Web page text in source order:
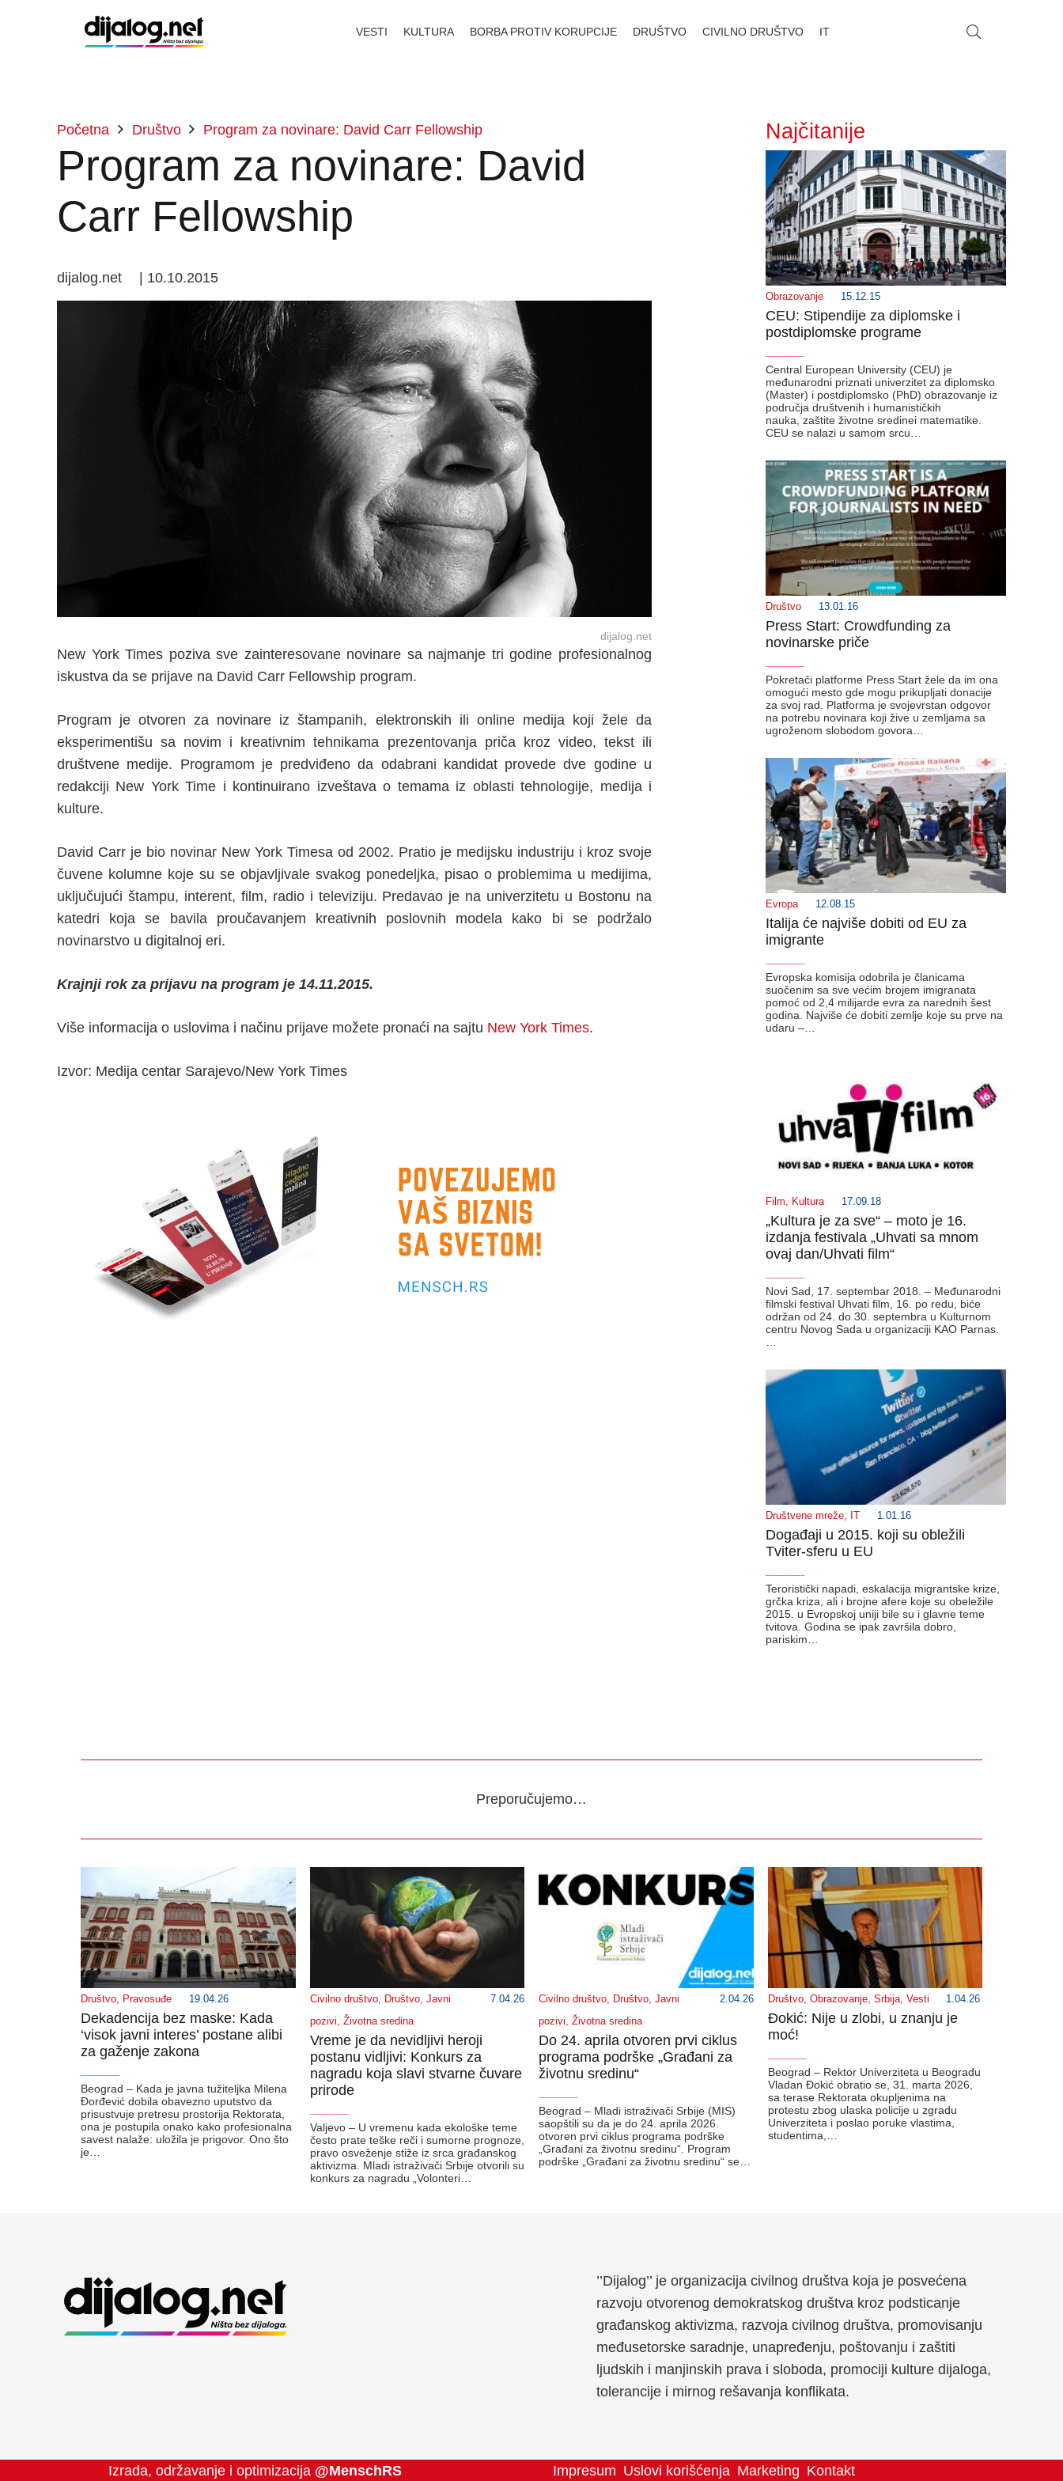
VESTI KULTURA BORBA PROTIV KORUPCIJE DRUŠTVO CIVILNO DRUŠTVO IT
Početna Društvo Program za novinare: David Carr Fellowship
Program za novinare: David
Carr Fellowship
dijalog.net 10.10.2015
dijalog.net
New York Times poziva sve zainteresovane novinare sa najmanje tri godine profesionalnog
iskustva da se prijave na David Carr Fellowship program.
Program je otvoren za novinare iz štampanih, elektronskih ili online medija koji žele da
eksperimentišu sa novim i kreativnim tehnikama prezentovanja priča kroz video, tekst ili
društvene medije. Programom je predviđeno da odabrani kandidat provede dve godine u
redakciji New York Time i kontinuirano izveštava o temama iz oblasti tehnologije, medija i
kulture.
David Carr je bio novinar New York Timesa od 2002. Pratio je medijsku industriju i kroz svoje
čuvene kolumne koje su se objavljivale svakog ponedeljka, pisao o problemima u medijima,
uključujući štampu, interent, film, radio i televiziju. Predavao je na univerzitetu u Bostonu na
katedri koja se bavila proučavanjem kreativnih poslovnih modela kako bi se podržalo
novinarstvo u digitalnoj eri.
Krajnji rok za prijavu na program je 14.11.2015.
Više informacija o uslovima i načinu prijave možete pronaći na sajtu New York Times.
Izvor: Medija centar Sarajevo/New York Times
Najčitanije
Obrazovanje 15.12.15
CEU: Stipendije za diplomske i
postdiplomske programe
Central European University (CEU) je
međunarodni priznati univerzitet za diplomsko
(Master) i postdiplomsko (PhD) obrazovanje iz
područja društvenih i humanističkih
nauka, zaštite životne sredinei matematike.
CEU se nalazi u samom srcu…
Društvo 13.01.16
Press Start: Crowdfunding za
novinarske priče
Pokretači platforme Press Start žele da im ona
omogući mesto gde mogu prikupljati donacije
za svoj rad. Platforma je svojevrstan odgovor
na potrebu novinara koji žive u zemljama sa
ugroženom slobodom govora…
Evropa 12.08.15
Italija će najviše dobiti od EU za
imigrante
Evropska komisija odobrila je članicama
suočenim sa sve većim brojem imigranata
pomoć od 2,4 milijarde evra za narednih šest
godina. Najviše će dobiti zemlje koje su prve na
udaru –…
Film, Kultura 17.09.18
„Kultura je za sve“ – moto je 16.
izdanja festivala „Uhvati sa mnom
ovaj dan/Uhvati film“
Novi Sad, 17. septembar 2018. – Međunarodni
filmski festival Uhvati film, 16. po redu, biće
održan od 24. do 30. septembra u Kulturnom
centru Novog Sada u organizaciji KAO Parnas.
Društvene mreže, 1.01.16
Događaji u 2015. koji su obležili
Tviter-sferu u EU
Teroristički napadi, eskalacija migrantske krize,
grčka kriza, ali i brojne afere koje su obeležile
2015. u Evropskoj uniji bile su i glavne teme
tvitova. Godina se ipak završila dobro,
pariskim…
Preporučujemo…
Društvo Pravosuđe 19.04.26
Dekadencija bez maske: Kada
‘visok javni interes’ postane alibi
za gaženje zakona
Beograd – Kada je javna tužiteljka Milena
Đorđević dobila obavezno uputstvo da
prisustvuje pretresu prostorija Rektorata,
ona je postupila onako kako profesionalna
savest nalaže: uložila je prigovor. Ono što
je…
Civilno društvo, Društvo, Javni
pozivi
Životna sredina
7.04.26
Vreme je da nevidljivi heroji
postanu vidljivi: Konkurs za
nagradu koja slavi stvarne čuvare
prirode
Valjevo – U vremenu kada ekološke teme
često prate teške reči i sumorne prognoze,
pravo osveženje stiže iz srca građanskog
aktivizma. Mladi istraživači Srbije otvorili su
konkurs za nagradu „Volonteri…
Civilno društvo Društvo Javni
pozivi
Životna sredina
2.04.26
Do 24. aprila otvoren prvi ciklus
programa podrške „Građani za
životnu sredinu“
Beograd – Mladi istraživači Srbije (MIS)
saopštili su da je do 24. aprila 2026.
otvoren prvi ciklus programa podrške
„Građani za životnu sredinu“. Program
podrške „Građani za životnu sredinu“ se…
Društvo, Obrazovanje, Srbija, Vesti 1.04.26
Đokić: Nije u zlobi, u znanju je
moć!
Beograd – Rektor Univerziteta u Beogradu
Vladan Đokić obratio se, 31. marta 2026,
sa terase Rektorata okupljenima na
protestu zbog ulaska policije u zgradu
Univerziteta i poslao poruke vlastima,
studentima,…
’’Dijalog’’ je organizacija civilnog društva koja je posvećena
razvoju otvorenog demokratskog društva kroz podsticanje
građanskog aktivizma, razvoja civilnog društva, promovisanju
međusetorske saradnje, unapređenju, poštovanju i zaštiti
ljudskih i manjinskih prava i sloboda, promociji kulture dijaloga,
tolerancije i mirnog rešavanja konflikata.
Izrada, održavanje i optimizacija @MenschRS Impresum Uslovi korišćenja Marketing Kontakt